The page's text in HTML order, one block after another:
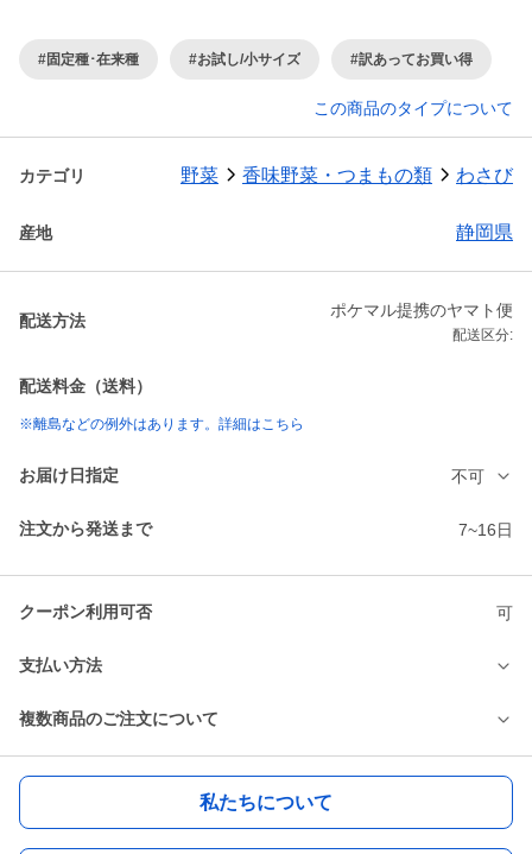
#固定種･在来種 #お試し/小サイズ #訳あってお買い得
この商品のタイプについて
カテゴリ 野菜 香味野菜・つまもの類 わさび
産地 静岡県
配送方法
ポケマル提携のヤマト便
配送区分:
配送料金（送料）
※離島などの例外はあります。詳細はこちら
お届け日指定 不可
注文から発送まで 7~16日
クーポン利用可否 可
支払い方法
複数商品のご注文について
私たちについて